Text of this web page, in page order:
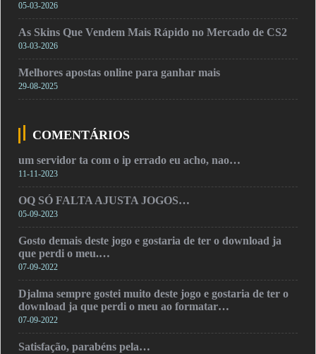
05-03-2026
As Skins Que Vendem Mais Rápido no Mercado de CS2
03-03-2026
Melhores apostas online para ganhar mais
29-08-2025
COMENTÁRIOS
um servidor ta com o ip errado eu acho, nao…
11-11-2023
OQ SÓ FALTA AJUSTA JOGOS…
05-09-2023
Gosto demais deste jogo e gostaria de ter o download ja
que perdi o meu.…
07-09-2022
Djalma sempre gostei muito deste jogo e gostaria de ter o
download ja que perdi o meu ao formatar…
07-09-2022
Satisfação, parabéns pela…